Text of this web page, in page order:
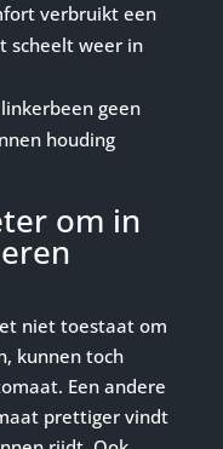
verbruikt een
scheelt weer in
geen
houding
om in
niet toestaat om
kunnen toch
Een andere
prettiger vindt